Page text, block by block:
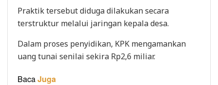
Praktik tersebut diduga dilakukan secara
terstruktur melalui jaringan kepala desa.
Dalam proses penyidikan, KPK mengamankan
uang tunai senilai sekira Rp2,6 miliar.
BacaJuga